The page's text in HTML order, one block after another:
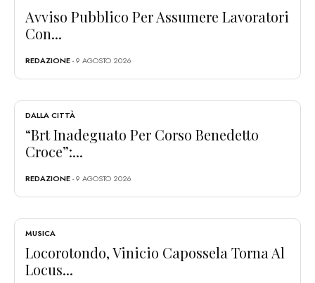
Avviso Pubblico Per Assumere Lavoratori
Con...
REDAZIONE- 9 AGOSTO 2026
DALLA CITTÀ
“Brt Inadeguato Per Corso Benedetto
Croce”:...
REDAZIONE- 9 AGOSTO 2026
MUSICA
Locorotondo, Vinicio Capossela Torna Al
Locus...